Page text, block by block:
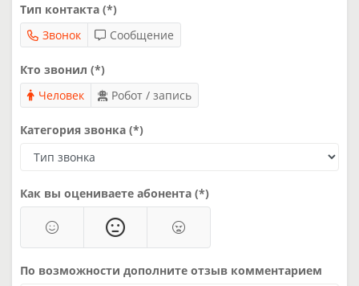
Тип контакта (*)
Звонок
Сообщение
Кто звонил (*)
Человек
Робот / запись
Категория звонка (*)
Как вы оцениваете абонента (*)
По возможности дополните отзыв комментарием